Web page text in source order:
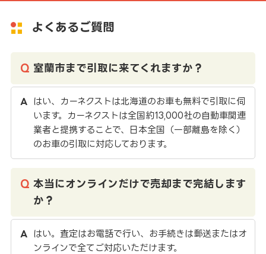
よくあるご質問
室蘭市まで引取に来てくれますか？
はい、カーネクストは北海道のお車も無料で引取に伺
います。カーネクストは全国約13,000社の自動車関連
業者と提携することで、日本全国（一部離島を除く）
のお車の引取に対応しております。
本当にオンラインだけで売却まで完結します
か？
はい。査定はお電話で行い、お手続きは郵送またはオ
ンラインで全てご対応いただけます。